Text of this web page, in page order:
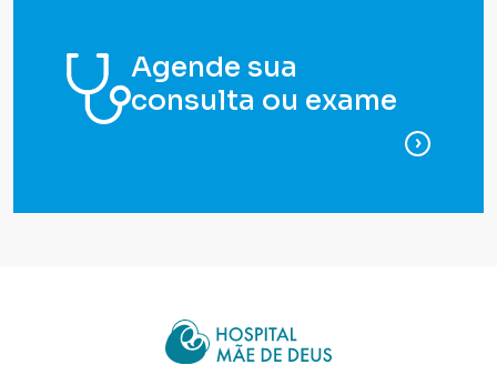
Agende sua
consulta ou exame
para